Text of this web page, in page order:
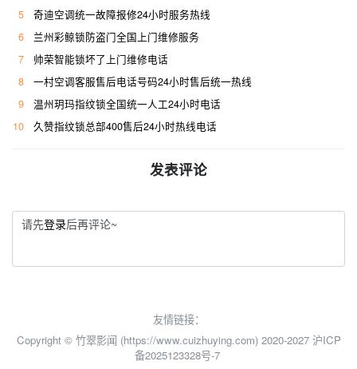
5
奇迪空调统一故障报修24小时服务热线
6
兰州彩鲸锁防盗门全国上门维修服务
7
帅荣智能锁坏了上门维修电话
8
一村空调客服售后电话号码24小时售后统一热线
9
温州玥玛指纹锁全国统一人工24小时电话
10
久赞指纹锁总部400售后24小时热线电话
发表评论
请先登录后再评论~
友情链接：
Copyright © 竹翠影闻 (https://www.cuizhuying.com) 2020-2027 沪ICP
备2025123328号-7